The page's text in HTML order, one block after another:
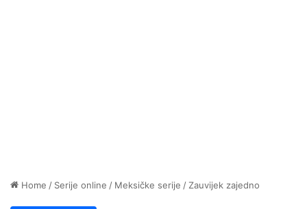
Home / Serije online / Meksičke serije / Zauvijek zajedno